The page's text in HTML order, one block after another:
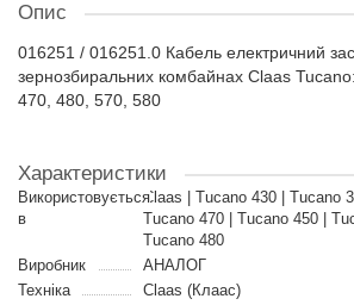
Опис
016251 / 016251.0 Кабель електричний
зернозбиральних комбайнах Claas
470, 480, 570, 580
Характеристики
Використовується
в
Claas | Tucano 430 | Tucano
Tucano 470 | Tucano 450 |
Tucano 480
Виробник
АНАЛОГ
Техніка
Claas (Клаас)